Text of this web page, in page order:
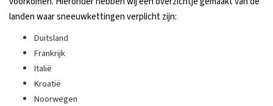
landen waar sneeuwkettingen verplicht zijn:
Duitsland
Frankrijk
Italië
Kroatië
Noorwegen